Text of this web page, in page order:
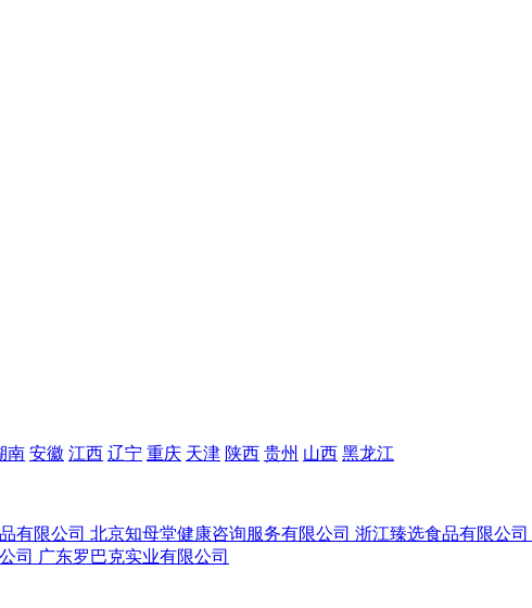
南 安徽 江西 辽宁 重庆 天津 陕西 贵州 山西 黑龙江
有限公司 北京知母堂健康咨询服务有限公司 浙江臻选食品有限公司
司 广东罗巴克实业有限公司